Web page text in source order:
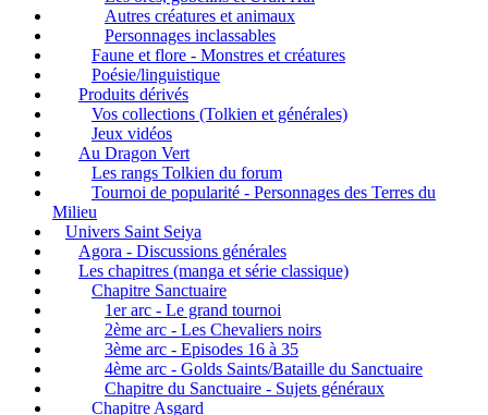
Autres créatures et animaux
Personnages inclassables
Faune et flore - Monstres et créatures
Poésie/linguistique
Produits dérivés
Vos collections (Tolkien et générales)
Jeux vidéos
Au Dragon Vert
Les rangs Tolkien du forum
Tournoi de popularité - Personnages des Terres du
Milieu
Univers Saint Seiya
Agora - Discussions générales
Les chapitres (manga et série classique)
Chapitre Sanctuaire
1er arc - Le grand tournoi
2ème arc - Les Chevaliers noirs
3ème arc - Episodes 16 à 35
4ème arc - Golds Saints/Bataille du Sanctuaire
Chapitre du Sanctuaire - Sujets généraux
Chapitre Asgard